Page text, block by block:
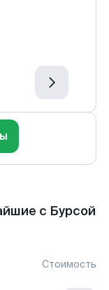
с Бурсой
Стоимость